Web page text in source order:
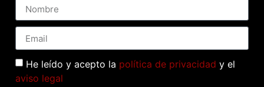
He leído y acepto la política de privacidad y el
aviso legal